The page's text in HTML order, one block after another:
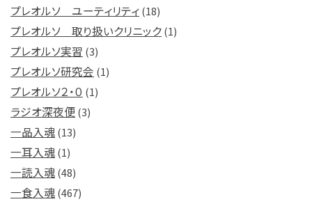
プレオルソ ユーティリティ(18)
プレオルソ 取り扱いクリニック(1)
プレオルソ実習 (3)
プレオルソ研究会 (1)
プレオルソ２・０ (1)
ラジオ深夜便(3)
一品入魂(13)
一耳入魂(1)
一読入魂(48)
一食入魂(467)